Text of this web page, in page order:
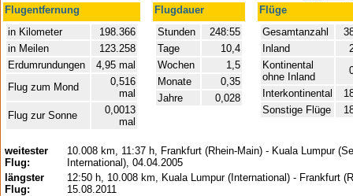
Flugentfernung Flugdauer
Flüge
in Kilometer
198.366
in Meilen
123.258
Erdumrundungen
4,95 mal
Flug zum Mond
0,516
mal
Flug zur Sonne
0,0013
mal
Stunden
248:55
Tage
10,4
Wochen
1,5
Monate
0,35
Jahre
0,028
Gesamtanzahl
Inland
Kontinental
ohne Inland
Interkontinental
Sonstige Flüge
weitester
Flug:
10.008 km, 11:37 h, Frankfurt (Rhein-Main) - Kuala Lumpur
International), 04.04.2005
längster
Flug:
12:50 h, 10.008 km, Kuala Lumpur (International) - Frankfurt
15.08.2011